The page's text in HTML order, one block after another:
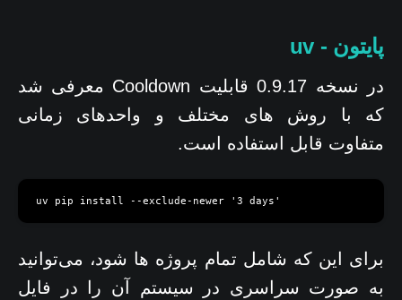
پایتون - uv
در نسخه 0.9.17 قابلیت Cooldown معرفی شد
که با روش های مختلف و واحدهای زمانی
متفاوت قابل استفاده است.
uv pip install --exclude-newer '3 days'
برای این که شامل تمام پروژه ها شود، می‌توانید
به صورت سراسری در سیستم آن را در فایل